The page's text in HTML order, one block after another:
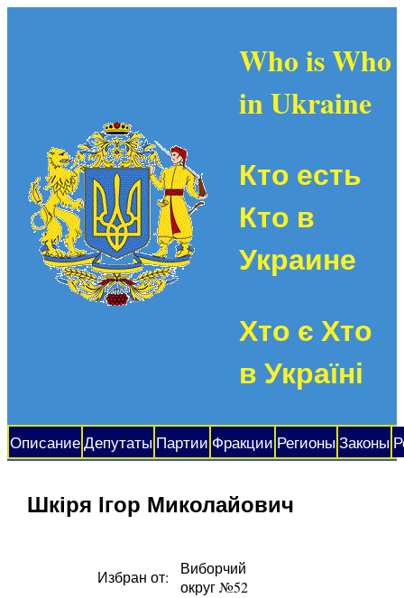
Who is Who
in Ukraine
Кто есть
Кто в
Украине
Хто є Хто
в Україні
Описание Депутаты Партии Фракции Регионы Законы
Шкіря Ігор Миколайович
Избран от:
Виборчий
округ №52